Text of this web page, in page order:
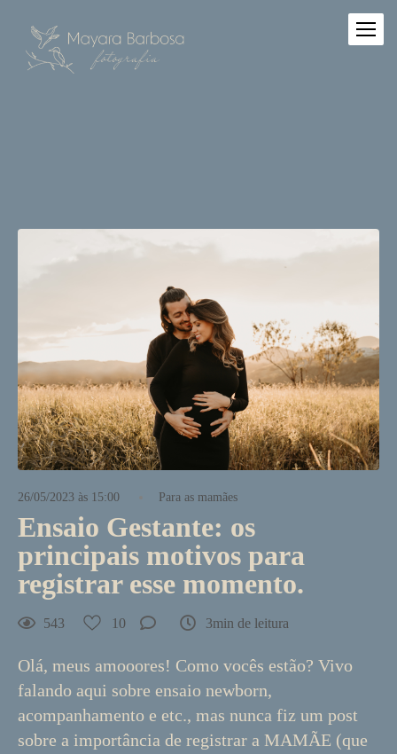
26/05/2023 às 15:00 Para as mamães
Ensaio Gestante: os
principais motivos para
registrar esse momento.
543 10 3min de leitura
Olá, meus amooores! Como vocês estão? Vivo
falando aqui sobre ensaio newborn,
acompanhamento e etc., mas nunca fiz um post
sobre a importância de registrar a MAMÃE (que